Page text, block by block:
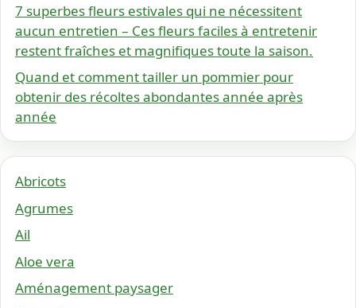
7 superbes fleurs estivales qui ne nécessitent
aucun entretien – Ces fleurs faciles à entretenir
restent fraîches et magnifiques toute la saison.
Quand et comment tailler un pommier pour
obtenir des récoltes abondantes année après
année
Abricots
Agrumes
Ail
Aloe vera
Aménagement paysager